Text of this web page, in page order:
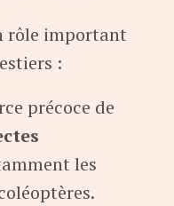
rôle important
:
précoce de
les